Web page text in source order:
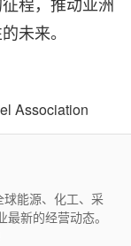
未来。
Association
球能源、化工、采
新的经营动态。